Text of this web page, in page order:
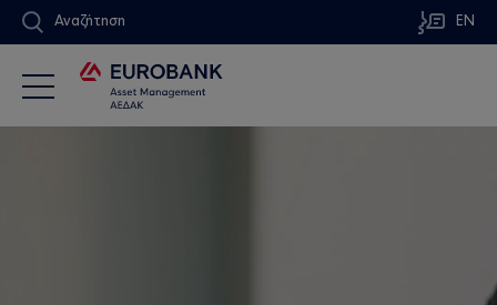
Αναζήτηση EN